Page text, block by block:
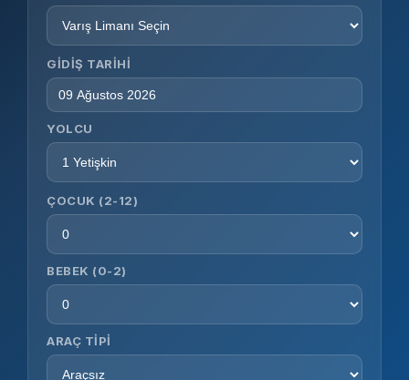
GIDIŞ TARIHI
YOLCU
ÇOCUK (2-12)
BEBEK (0-2)
ARAÇ TIPI